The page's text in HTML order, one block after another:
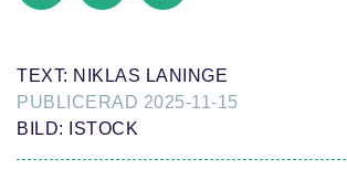
TEXT: NIKLAS LANINGE
PUBLICERAD 2025-11-15
BILD: ISTOCK